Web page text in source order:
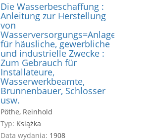
Die Wasserbeschaffung :
Anleitung zur Herstellung
von
Wasserversorgungs=Anlagen
für häusliche, gewerbliche
und industrielle Zwecke :
Zum Gebrauch für
Installateure,
Wasserwerkbeamte,
Brunnenbauer, Schlosser
usw.
Pöthe, Reinhold
Typ: Książka
Data wydania: 1908